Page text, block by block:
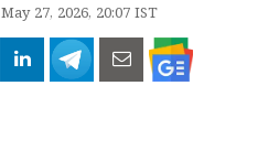
May 27, 2026, 20:07 IST